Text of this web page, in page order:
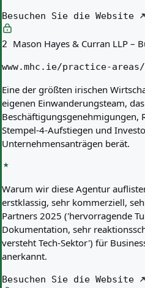
Besuchen Sie die Website
2 Mason Hayes & Curran LLP –
www.mhc.ie/practice-
Eine der größten irischen
eigenen Einwanderungsteam,
Beschäftigungsgenehmigungen,
Stempel-4-Aufstiegen und
Unternehmensanträgen berät.
Warum wir diese Agentur
erstklassig, sehr kommerziell,
Partners 2025 ('hervorragende
Dokumentation, sehr
versteht Tech-Sektor') für
anerkannt.
Besuchen Sie die Website